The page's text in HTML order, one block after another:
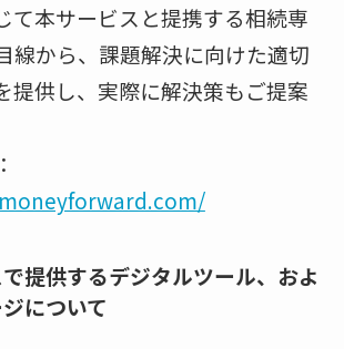
て本サービスと提携する相続専
線から、課題解決に向けた適切
提供し、実際に解決策もご提案
提供するデジタルツール、およ
について